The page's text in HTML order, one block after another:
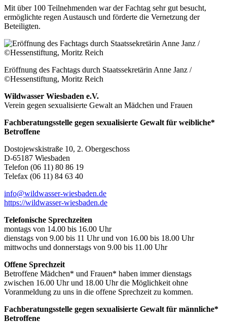
Mit über 100 Teilnehmenden war der Fachtag sehr gut besucht,
ermöglichte regen Austausch und förderte die Vernetzung der
Beteiligten.
Eröffnung des Fachtags durch Staatssekretärin Anne Janz /
©Hessenstiftung, Moritz Reich
Wildwasser Wiesbaden e.V.
Verein gegen sexualisierte Gewalt an Mädchen und Frauen
Fachberatungsstelle gegen sexualisierte Gewalt für weibliche*
Betroffene
Dostojewskistraße 10, 2. Obergeschoss
D-65187 Wiesbaden
Telefon (06 11) 80 86 19
Telefax (06 11) 84 63 40
info@wildwasser-wiesbaden.de
https://wildwasser-wiesbaden.de
Telefonische Sprechzeiten
montags von 14.00 bis 16.00 Uhr
dienstags von 9.00 bis 11 Uhr und von 16.00 bis 18.00 Uhr
mittwochs und donnerstags von 9.00 bis 11.00 Uhr
Offene Sprechzeit
Betroffene Mädchen* und Frauen* haben immer dienstags
zwischen 16.00 Uhr und 18.00 Uhr die Möglichkeit ohne
Voranmeldung zu uns in die offene Sprechzeit zu kommen.
Fachberatungsstelle gegen sexualisierte Gewalt für männliche*
Betroffene